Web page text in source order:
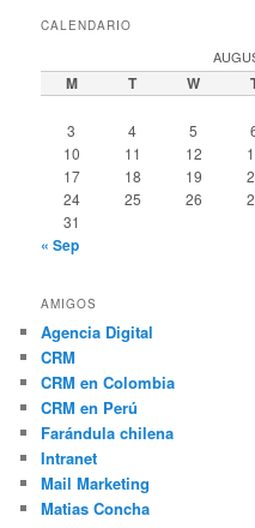
CALENDARIO
M T W
3
4 5
10
11 12
17
18 19
24
25 26
31
« Sep
AMIGOS
Agencia Digital
CRM
CRM en Colombia
CRM en Perú
Farándula chilena
Intranet
Mail Marketing
Matias Concha